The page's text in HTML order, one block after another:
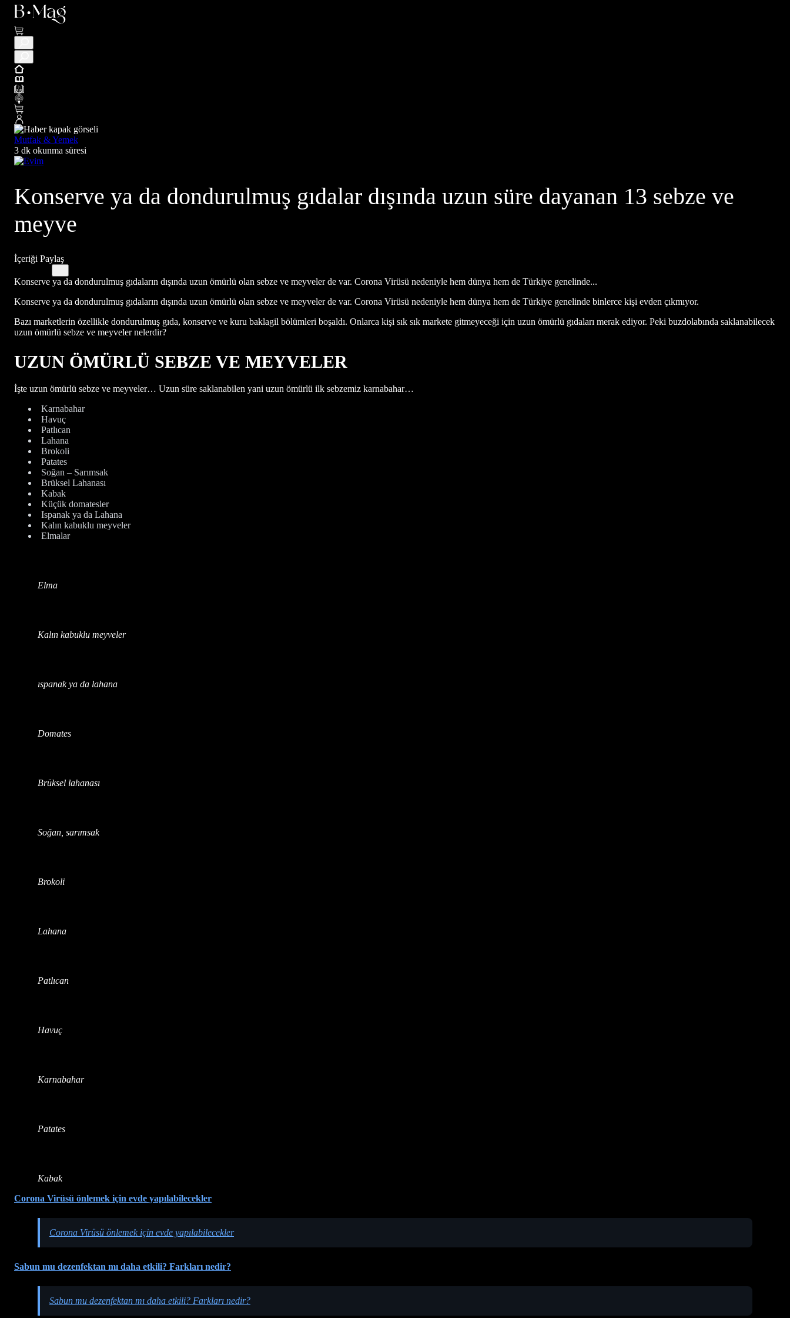
Mutfak & Yemek
3 dk okunma süresi
Konserve ya da dondurulmuş gıdalar dışında uzun süre dayanan 13 sebze ve
meyve
İçeriği Paylaş
Konserve ya da dondurulmuş gıdaların dışında uzun ömürlü olan sebze ve meyveler de var. Corona Virüsü nedeniyle hem dünya hem de Türkiye genelinde...
Konserve ya da dondurulmuş gıdaların dışında uzun ömürlü olan sebze ve meyveler de var. Corona Virüsü nedeniyle hem dünya hem de Türkiye genelinde binlerce kişi evden çıkmıyor.
Bazı marketlerin özellikle dondurulmuş gıda, konserve ve kuru baklagil bölümleri boşaldı. Onlarca kişi sık sık markete gitmeyeceği için uzun ömürlü gıdaları merak ediyor. Peki buzdolabında saklanabilecek
uzun ömürlü sebze ve meyveler nelerdir?
UZUN ÖMÜRLÜ SEBZE VE MEYVELER
İşte uzun ömürlü sebze ve meyveler… Uzun süre saklanabilen yani uzun ömürlü ilk sebzemiz karnabahar…
Karnabahar
Havuç
Patlıcan
Lahana
Brokoli
Patates
Soğan – Sarımsak
Brüksel Lahanası
Kabak
Küçük domatesler
Ispanak ya da Lahana
Kalın kabuklu meyveler
Elmalar
Elma
Kalın kabuklu meyveler
ıspanak ya da lahana
Domates
Brüksel lahanası
Soğan, sarımsak
Brokoli
Lahana
Patlıcan
Havuç
Karnabahar
Patates
Kabak
Corona Virüsü önlemek için evde yapılabilecekler
Corona Virüsü önlemek için evde yapılabilecekler
Sabun mu dezenfektan mı daha etkili? Farkları nedir?
Sabun mu dezenfektan mı daha etkili? Farkları nedir?